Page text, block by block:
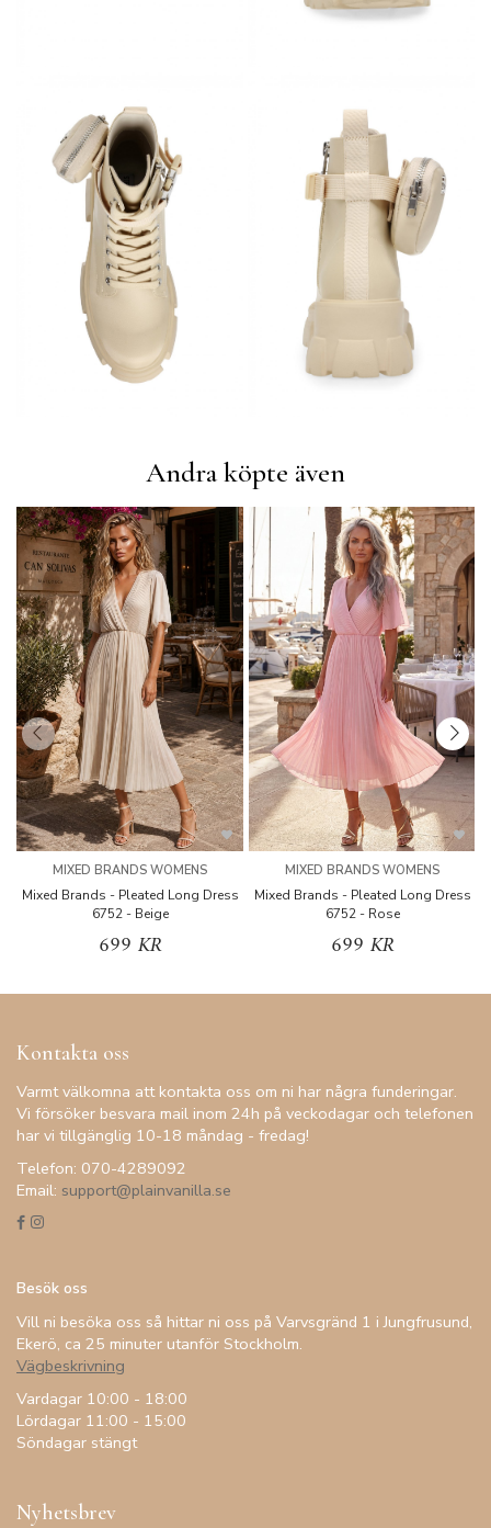
Andra köpte även
MIXED BRANDS WOMENS
Mixed Brands - Pleated Long Dress
6752 - Beige
699 KR
MIXED BRANDS WOMENS
Mixed Brands - Pleated Long Dress
6752 - Rose
699 KR
Kontakta oss
Varmt välkomna att kontakta oss om ni har några funderingar.
Vi försöker besvara mail inom 24h på veckodagar och telefonen
har vi tillgänglig 10-18 måndag - fredag!
Telefon: 070-4289092
Email: support@plainvanilla.se
Besök oss
Vill ni besöka oss så hittar ni oss på Varvsgränd 1 i Jungfrusund,
Ekerö, ca 25 minuter utanför Stockholm.
Vägbeskrivning
Vardagar 10:00 - 18:00
Lördagar 11:00 - 15:00
Söndagar stängt
Nyhetsbrev